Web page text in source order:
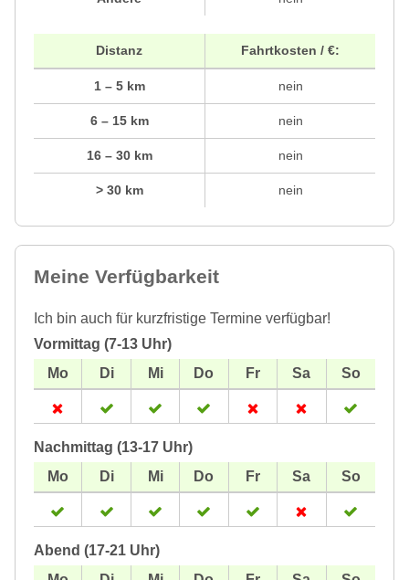
Distanz
1 – 5 km
6 – 15 km
16 – 30 km
> 30 km
Fahrtkosten / €:
nein
nein
nein
nein
Meine Verfügbarkeit
Ich bin auch für kurzfristige Termine verfügbar!
Vormittag (7-13 Uhr)
Nachmittag (13-17 Uhr)
Abend (17-21 Uhr)